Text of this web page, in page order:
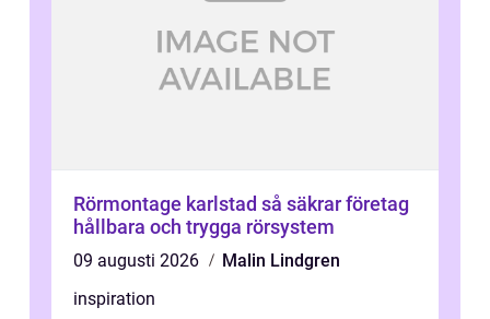
Rörmontage karlstad så säkrar företag
hållbara och trygga rörsystem
09 augusti 2026
Malin Lindgren
inspiration